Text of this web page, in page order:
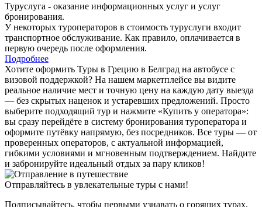
Туруслуга - оказание информационных услуг и услуг
бронирования.
У некоторых туроператоров в стоимость туруслуги входит
транспортное обслуживание. Как правило, оплачивается в
первую очередь после оформления.
Подробнее
Хотите оформить Туры в Грецию в Белград на автобусе с
визовой поддержкой? На нашем маркетплейсе вы видите
реальное наличие мест и точную цену на каждую дату выезда
— без скрытых наценок и устаревших предложений. Просто
выберите подходящий тур и нажмите «Купить у оператора»:
вы сразу перейдёте в систему бронирования туроператора и
оформите путёвку напрямую, без посредников. Все туры — от
проверенных операторов, с актуальной информацией,
гибкими условиями и мгновенным подтверждением. Найдите
и забронируйте идеальный отдых за пару кликов!
Отправляйтесь в увлекательные туры с нами!
Подписывайтесь, чтобы первыми узнавать о горящих турах,